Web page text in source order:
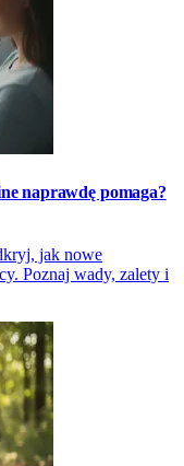
naprawdę pomaga?
jak nowe
Poznaj wady, zalety i